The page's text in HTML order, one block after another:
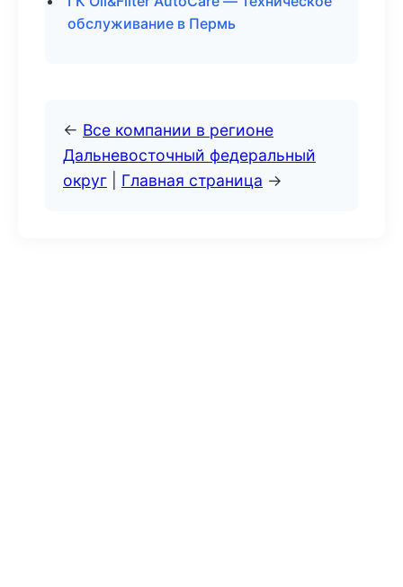
обслуживание в Пермь
← Все компании в регионе
Дальневосточный федеральный
округ
Главная страница →